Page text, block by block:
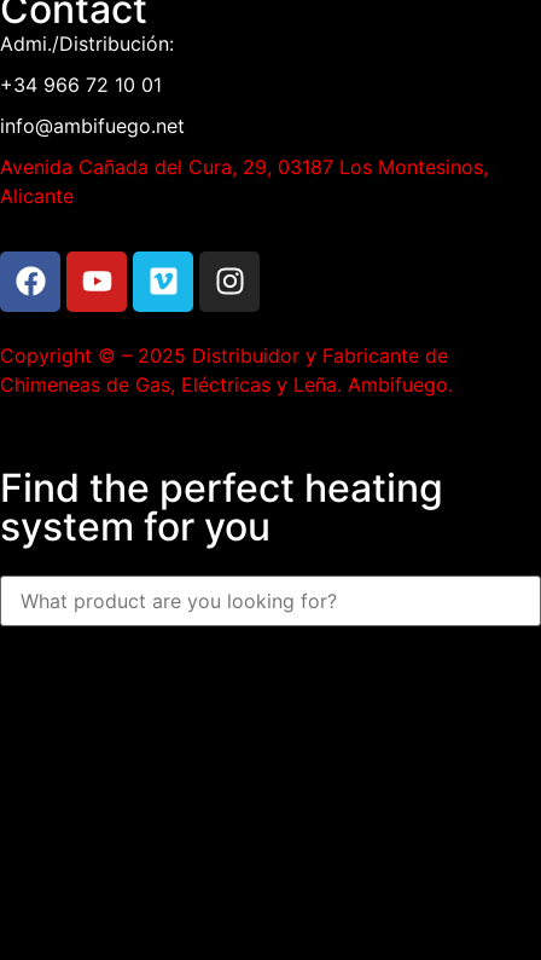
Admi./Distribución:
+34 966 72 10 01
info@ambifuego.net
Avenida Cañada del Cura, 29, 03187 Los Montesinos,
Alicante
Copyright © – 2025 Distribuidor y Fabricante de
Chimeneas de Gas, Eléctricas y Leña. Ambifuego.
Find the perfect heating
system for you